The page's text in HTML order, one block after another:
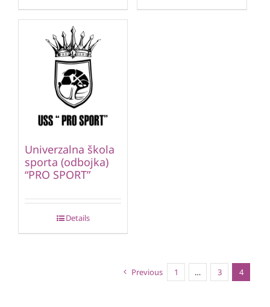
Univerzalna škola
sporta (odbojka)
“PRO SPORT”
Details
Previous 1 … 3 4